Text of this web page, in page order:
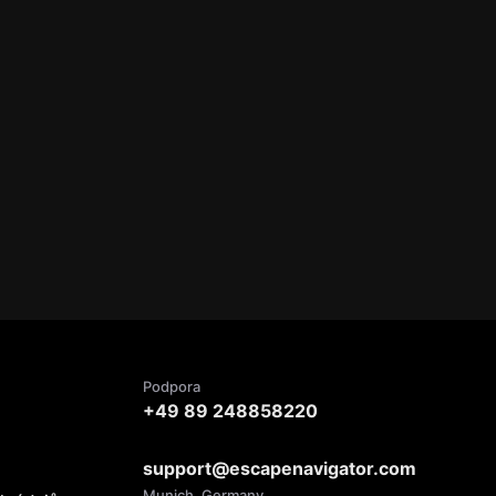
Podpora
+49 89 248858220
support@escapenavigator.com